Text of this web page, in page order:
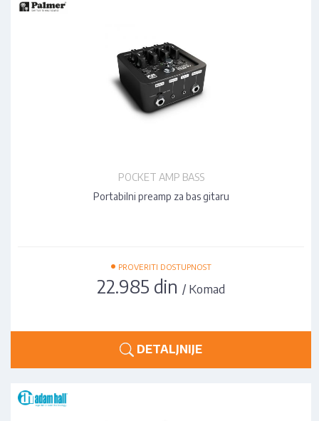
POCKET AMP BASS
Portabilni preamp za bas gitaru
• PROVERITI DOSTUPNOST
22.985 din / Komad
DETALJNIJE